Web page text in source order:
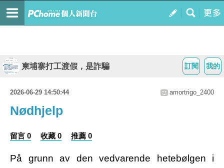
我的
訂閱
柬埔寨打工渡假，是詐騙
2026-06-29 14:50:44 amortrigo_2400
Nødhjelp
留言 0 收藏 0 推薦 0
På grunn av den vedvarende hetebølgen i